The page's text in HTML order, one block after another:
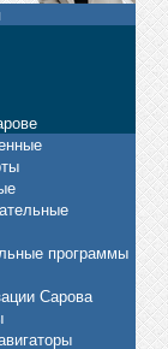
программы
Сарова